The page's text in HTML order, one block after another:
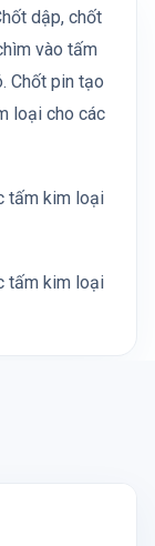
dập, chốt
vào tấm
Chốt pin tạo
loại cho các
tấm kim loại
tấm kim loại